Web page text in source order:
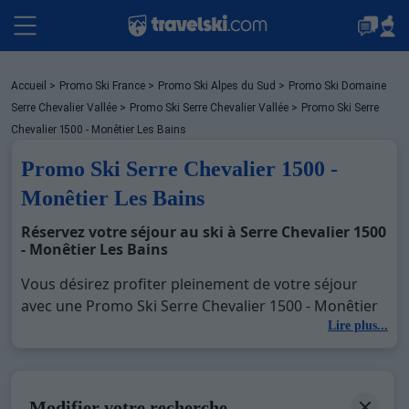
Packages
Bons plans
Accueil > Promo Ski France > Promo Ski Alpes du Sud > Promo Ski Domaine
Serre Chevalier Vallée > Promo Ski Serre Chevalier Vallée > Promo Ski Serre
Chevalier 1500 - Monêtier Les Bains
Promo Ski Serre Chevalier 1500 -
Monêtier Les Bains
Réservez votre séjour au ski à Serre Chevalier 1500
- Monêtier Les Bains
Vous désirez profiter pleinement de votre séjour
avec une Promo Ski Serre Chevalier 1500 - Monêtier
Les Bains ? Découvrez nos offres de Promo Ski Serre
Lire plus...